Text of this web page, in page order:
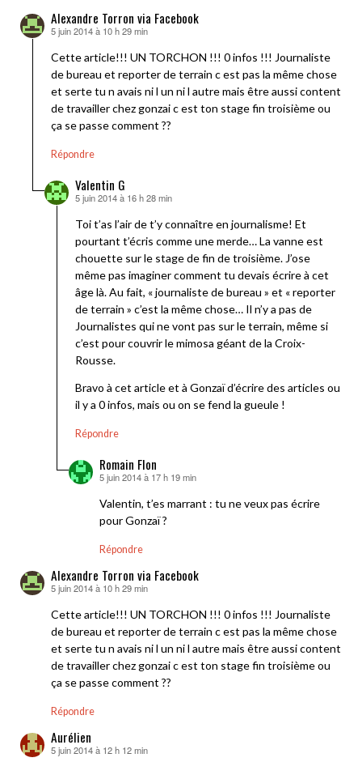
Alexandre Torron via Facebook
dit :
5 juin 2014 à 10 h 29 min
Cette article!!! UN TORCHON !!! 0 infos !!! Journaliste
de bureau et reporter de terrain c est pas la même chose
et serte tu n avais ni l un ni l autre mais être aussi content
de travailler chez gonzai c est ton stage fin troisième ou
ça se passe comment ??
Répondre
Valentin G
dit :
5 juin 2014 à 16 h 28 min
Toi t’as l’air de t’y connaître en journalisme! Et
pourtant t’écris comme une merde… La vanne est
chouette sur le stage de fin de troisième. J’ose
même pas imaginer comment tu devais écrire à cet
âge là. Au fait, « journaliste de bureau » et « reporter
de terrain » c’est la même chose… Il n’y a pas de
Journalistes qui ne vont pas sur le terrain, même si
c’est pour couvrir le mimosa géant de la Croix-
Rousse.
Bravo à cet article et à Gonzaï d’écrire des articles ou
il y a 0 infos, mais ou on se fend la gueule !
Répondre
Romain Flon
dit :
5 juin 2014 à 17 h 19 min
Valentin, t’es marrant : tu ne veux pas écrire
pour Gonzaï ?
Répondre
Alexandre Torron via Facebook
dit :
5 juin 2014 à 10 h 29 min
Cette article!!! UN TORCHON !!! 0 infos !!! Journaliste
de bureau et reporter de terrain c est pas la même chose
et serte tu n avais ni l un ni l autre mais être aussi content
de travailler chez gonzai c est ton stage fin troisième ou
ça se passe comment ??
Répondre
Aurélien
dit :
5 juin 2014 à 12 h 12 min